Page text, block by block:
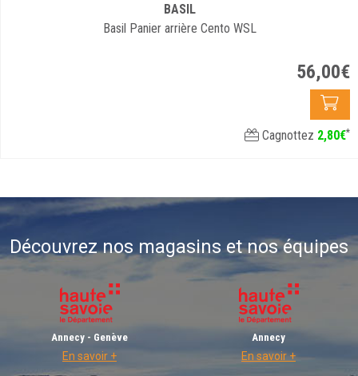
BASIL
Basil Panier arrière Cento WSL
56,00€
Cagnottez 2,80€*
Découvrez nos magasins et nos équipes
Annecy - Genève
En savoir +
Annecy
En savoir +